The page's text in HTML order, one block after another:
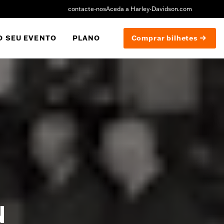
contacte-nosAceda a Harley-Davidson.com
SEU EVENTO PLANO Comprar bilhetes